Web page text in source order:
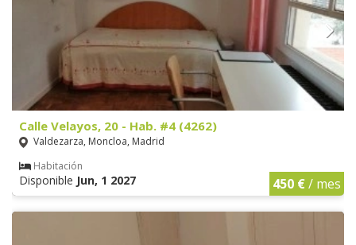
Calle Velayos, 20 - Hab. #4 (4262)
Valdezarza, Moncloa, Madrid
Habitación
Disponible Jun, 1 2027 450 €/ mes